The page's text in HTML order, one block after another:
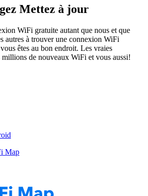
Mettez à jour
WiFi gratuite autant que nous et que
autres à trouver une connexion WiFi
êtes au bon endroit. Les vraies
millions de nouveaux WiFi et vous aussi!
Map